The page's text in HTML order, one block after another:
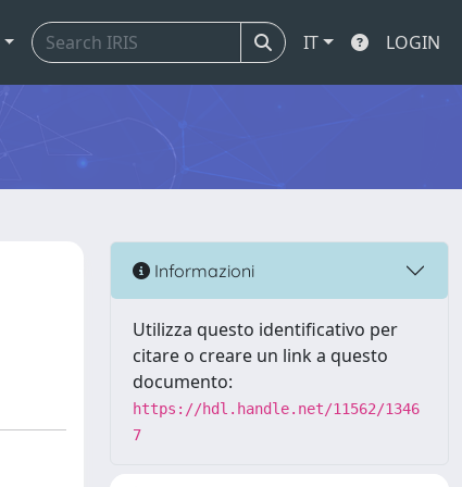
IT LOGIN
Informazioni
Utilizza questo identificativo per
citare o creare un link a questo
documento:
https://hdl.handle.net/11562/1346
7